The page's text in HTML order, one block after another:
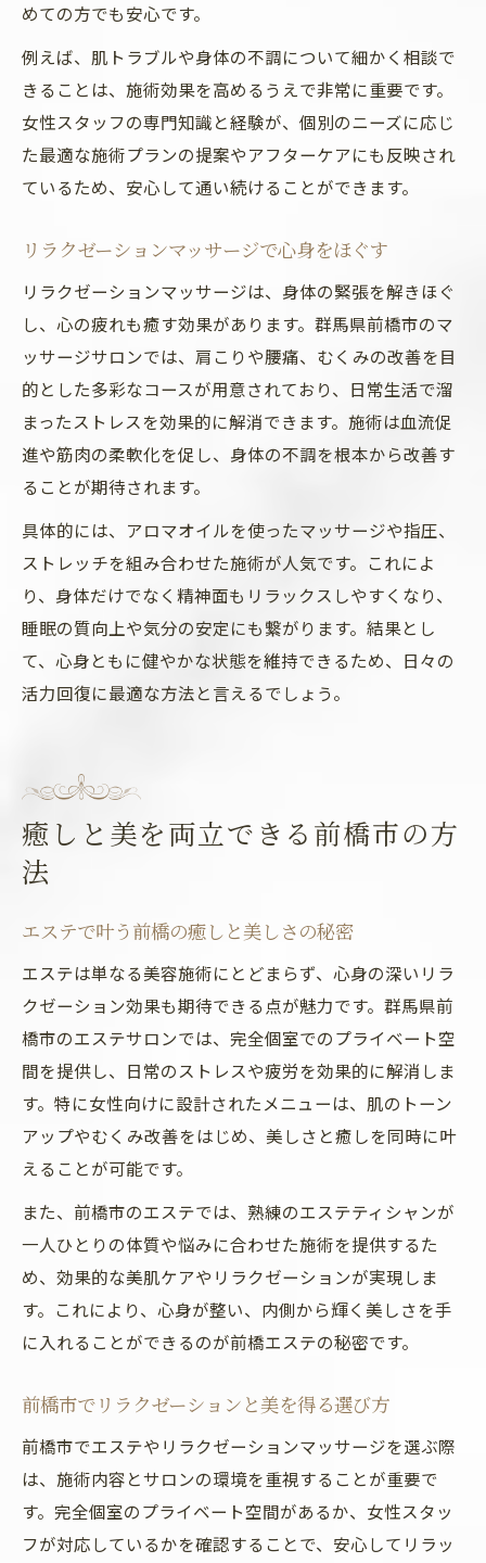
めての方でも安心です。
例えば、肌トラブルや身体の不調について細かく相談で
きることは、施術効果を高めるうえで非常に重要です。
女性スタッフの専門知識と経験が、個別のニーズに応じ
た最適な施術プランの提案やアフターケアにも反映され
ているため、安心して通い続けることができます。
リラクゼーションマッサージで心身をほぐす
リラクゼーションマッサージは、身体の緊張を解きほぐ
し、心の疲れも癒す効果があります。群馬県前橋市のマ
ッサージサロンでは、肩こりや腰痛、むくみの改善を目
的とした多彩なコースが用意されており、日常生活で溜
まったストレスを効果的に解消できます。施術は血流促
進や筋肉の柔軟化を促し、身体の不調を根本から改善す
ることが期待されます。
具体的には、アロマオイルを使ったマッサージや指圧、
ストレッチを組み合わせた施術が人気です。これによ
り、身体だけでなく精神面もリラックスしやすくなり、
睡眠の質向上や気分の安定にも繋がります。結果とし
て、心身ともに健やかな状態を維持できるため、日々の
活力回復に最適な方法と言えるでしょう。
癒しと美を両立できる前橋市の方
法
エステで叶う前橋の癒しと美しさの秘密
エステは単なる美容施術にとどまらず、心身の深いリラ
クゼーション効果も期待できる点が魅力です。群馬県前
橋市のエステサロンでは、完全個室でのプライベート空
間を提供し、日常のストレスや疲労を効果的に解消しま
す。特に女性向けに設計されたメニューは、肌のトーン
アップやむくみ改善をはじめ、美しさと癒しを同時に叶
えることが可能です。
また、前橋市のエステでは、熟練のエステティシャンが
一人ひとりの体質や悩みに合わせた施術を提供するた
め、効果的な美肌ケアやリラクゼーションが実現しま
す。これにより、心身が整い、内側から輝く美しさを手
に入れることができるのが前橋エステの秘密です。
前橋市でリラクゼーションと美を得る選び方
前橋市でエステやリラクゼーションマッサージを選ぶ際
は、施術内容とサロンの環境を重視することが重要で
す。完全個室のプライベート空間があるか、女性スタッ
フが対応しているかを確認することで、安心してリラッ